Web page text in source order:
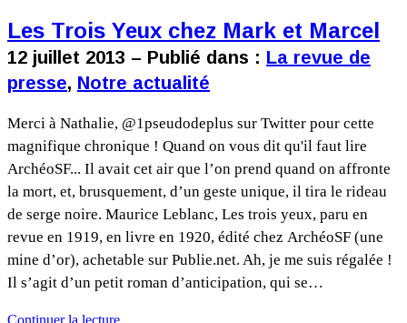
Les Trois Yeux chez Mark et Marcel
12 juillet 2013 – Publié dans : La revue de
presse, Notre actualité
Merci à Nathalie, @1pseudodeplus sur Twitter pour cette
magnifique chronique ! Quand on vous dit qu'il faut lire
ArchéoSF... Il avait cet air que l’on prend quand on affronte
la mort, et, brusquement, d’un geste unique, il tira le rideau
de serge noire. Maurice Leblanc, Les trois yeux, paru en
revue en 1919, en livre en 1920, édité chez ArchéoSF (une
mine d’or), achetable sur Publie.net. Ah, je me suis régalée !
Il s’agit d’un petit roman d’anticipation, qui se…